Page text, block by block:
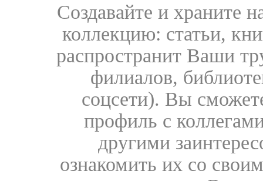
Создавайте и храните
коллекцию: статьи,
распространит Ваши
филиалов,
соцсети). Вы
профиль с
другими
ознакомить их со